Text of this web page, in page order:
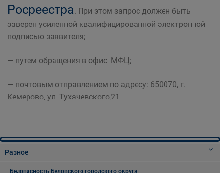
Росреестра. При этом запрос должен быть
заверен усиленной квалифицированной электронной
подписью заявителя;
— путем обращения в офис МФЦ;
— почтовым отправлением по адресу: 650070, г.
Кемерово, ул. Тухачевского,21.
Разное
Безопасность Беловского городского округа